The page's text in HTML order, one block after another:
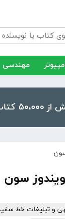
مهندسی
داشته باشید!
سون
و تبلیغات خط